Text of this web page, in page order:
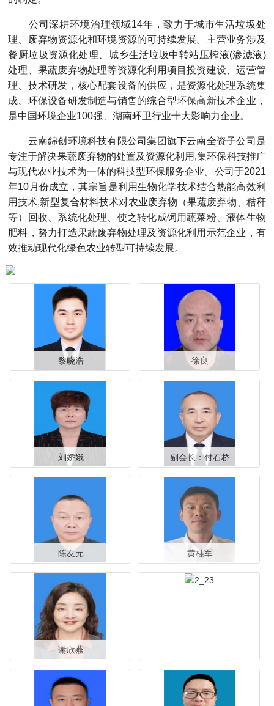
公司深耕环境治理领域14年，致力于城市生活垃圾处
理、废弃物资源化和环境资源的可持续发展。主营业务涉及
餐厨垃圾资源化处理、城乡生活垃圾中转站压榨液(渗滤液)
处理、果蔬废弃物处理等资源化利用项目投资建设、运营管
理、技术研发，核心配套设备的供应，是资源化处理系统集
成、环保设备研发制造与销售的综合型环保高新技术企业，
是中国环境企业100强、湖南环卫行业十大影响力企业。
云南錦创环境科技有限公司集团旗下云南全资子公司是
专注于解决果蔬废弃物的处置及资源化利用,集环保科技推广
与现代农业技术为一体的科技型环保服务企业。公司于2021
年10月份成立，其宗旨是利用生物化学技术结合热能高效利
用技术,新型复合材料技术对农业废弃物（果蔬废弃物、秸秆
等）回收、系统化处理、使之转化成饲用蔬菜粉、液体生物
肥料，努力打造果蔬废弃物处理及资源化利用示范企业，有
效推动现代化绿色农业转型可持续发展。
黎晓浩 徐良
刘娇娥 副会长：付石桥
陈友元 黄桂军
谢欣燕